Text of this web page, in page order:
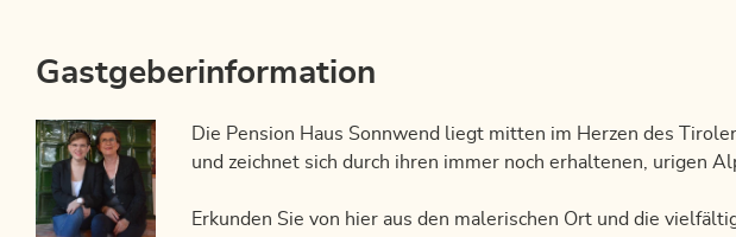
Gastgeberinformation
Die Pension Haus Sonnwend liegt mitten im Herzen des
und zeichnet sich durch ihren immer noch erhaltenen, urigen
Erkunden Sie von hier aus den malerischen Ort und die